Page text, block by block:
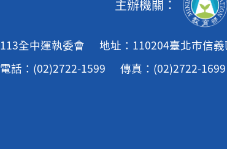
主辦機關：
113全中運執委會 地址：110204臺北市信
電話：(02)2722-1599
傳真：(02)2722-1699